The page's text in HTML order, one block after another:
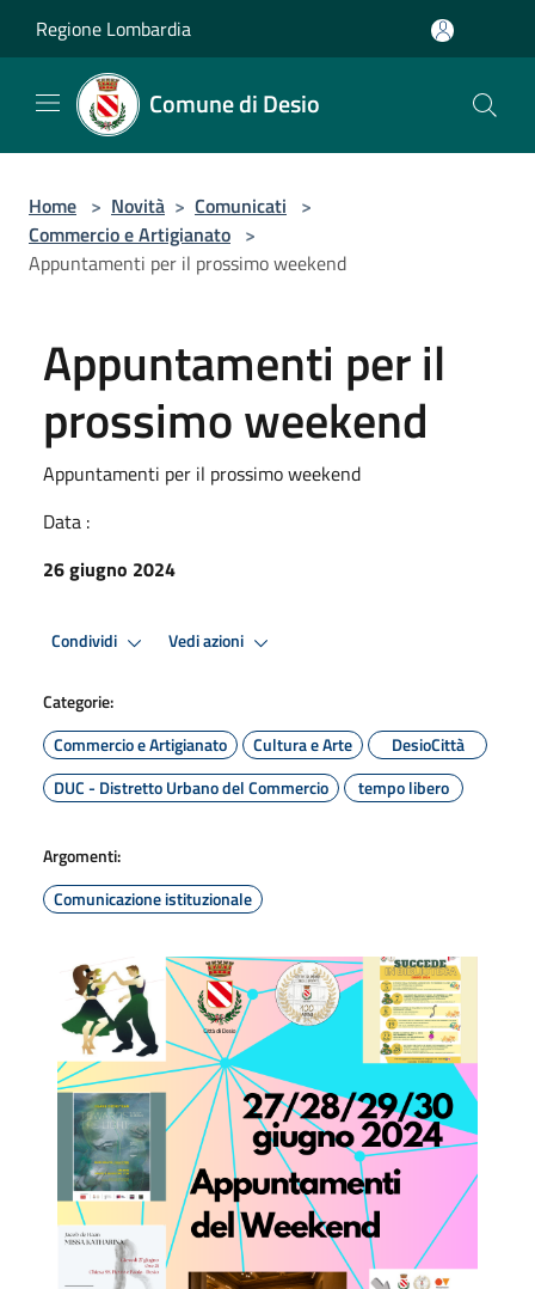
Regione Lombardia
Comune di Desio
Home > Novità > Comunicati >
Commercio e Artigianato >
Appuntamenti per il prossimo weekend
Appuntamenti per il
prossimo weekend
Appuntamenti per il prossimo weekend
Data :
26 giugno 2024
Condividi Vedi azioni
Categorie:
Commercio e Artigianato
Cultura e Arte
DesioCittà
DUC - Distretto Urbano del Commercio
tempo libero
Argomenti:
Comunicazione istituzionale